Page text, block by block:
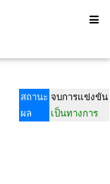
สถานะ จบการแข่งขัน
ผล
เป็นทางการ